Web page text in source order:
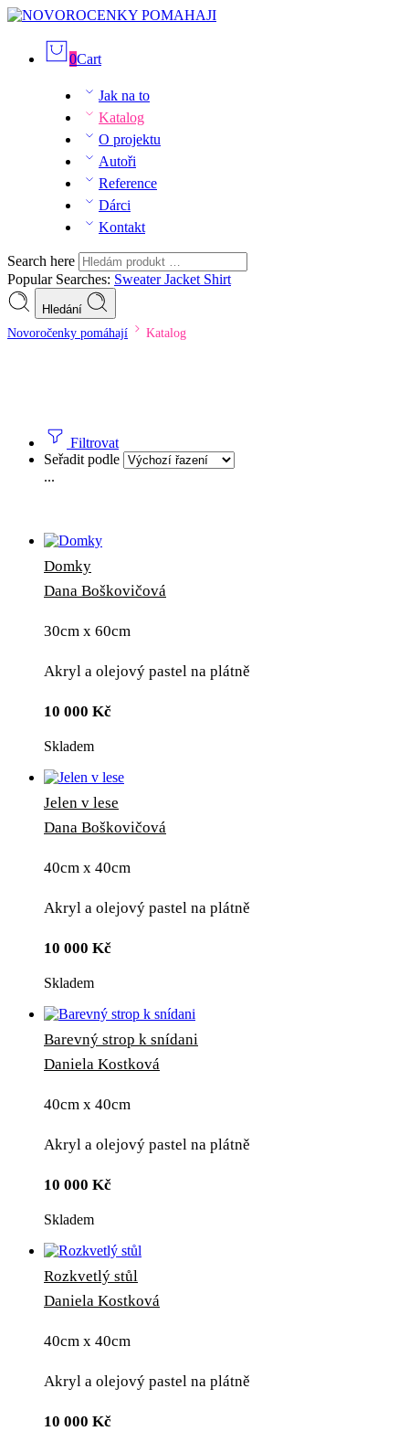
0Cart
Jak na to
Katalog
O projektu
Autoři
Reference
Dárci
Kontakt
Search here
Popular Searches: SweaterJacket Shirt
Hledání
Novoročenky pomáhají Katalog
Filtrovat
Seřadit podle
...
Domky
Dana Boškovičová
30cm x 60cm
Akryl a olejový pastel na plátně
10 000 Kč
Skladem
Jelen v lese
Dana Boškovičová
40cm x 40cm
Akryl a olejový pastel na plátně
10 000 Kč
Skladem
Barevný strop k snídani
Daniela Kostková
40cm x 40cm
Akryl a olejový pastel na plátně
10 000 Kč
Skladem
Rozkvetlý stůl
Daniela Kostková
40cm x 40cm
Akryl a olejový pastel na plátně
10 000 Kč